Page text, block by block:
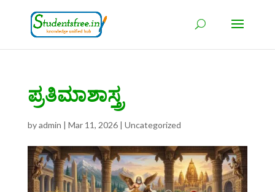
ಪ್ರತಿಮಾಶಾಸ್ತ್ರ
byadmin | Mar 11, 2026| Uncategorized